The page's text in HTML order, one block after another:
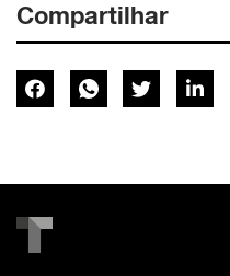
Compartilhar